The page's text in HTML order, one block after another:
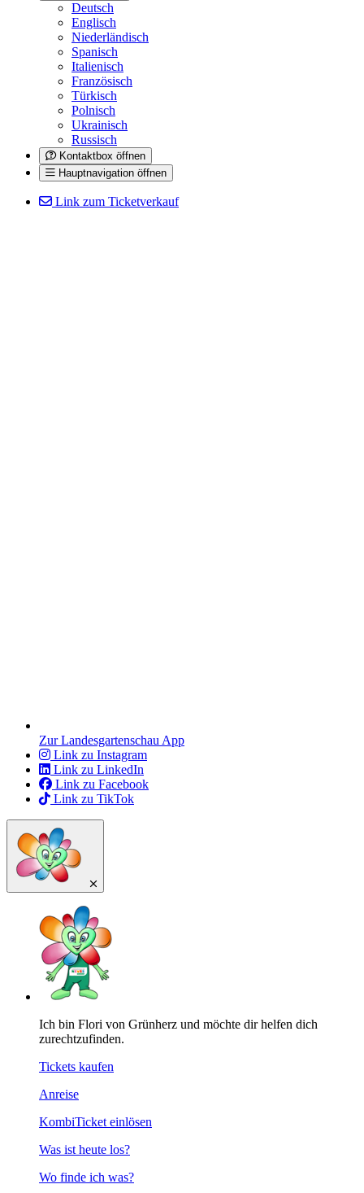
Deutsch
Englisch
Niederländisch
Spanisch
Italienisch
Französisch
Türkisch
Polnisch
Ukrainisch
Russisch
Kontaktbox öffnen
Hauptnavigation öffnen
Link zum Ticketverkauf
Zur Landesgartenschau App
Link zu Instagram
Link zu LinkedIn
Link zu Facebook
Link zu TikTok
Ich bin Flori von Grünherz und möchte dir helfen dich
zurechtzufinden.
Tickets kaufen
Anreise
KombiTicket einlösen
Was ist heute los?
Wo finde ich was?